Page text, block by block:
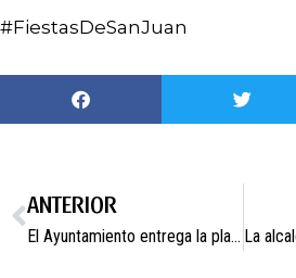
#FiestasDeSanJuan
ANTERIOR
El Ayuntamiento entrega la placa de reconocimiento a Jesús Izquierdo